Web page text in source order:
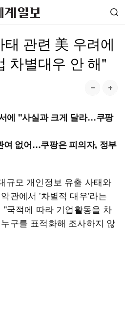
관련 美 우려에
차별대우 안 해"
에 "사실과 크게 달라…쿠팡
여 없어…쿠팡은 피의자, 정부
규모 개인정보 유출 사태와
관에서 '차별적 대우'라는
국적에 따라 기업활동을 차
구를 표적화해 조사하지 않